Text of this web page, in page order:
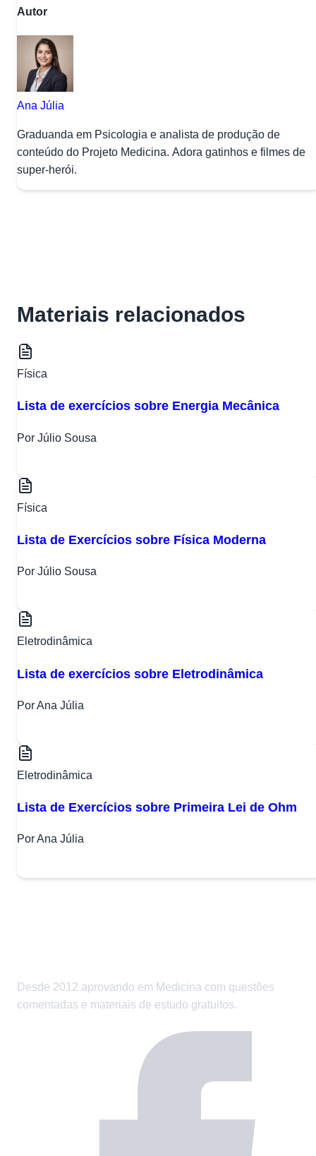
Autor
Ana Júlia
Graduanda em Psicologia e analista de produção de
conteúdo do Projeto Medicina. Adora gatinhos e filmes de
super-herói.
Materiais relacionados
Física
Lista de exercícios sobre Energia Mecânica
Por Júlio Sousa
Física
Lista de Exercícios sobre Física Moderna
Por Júlio Sousa
Eletrodinâmica
Lista de exercícios sobre Eletrodinâmica
Por Ana Júlia
Eletrodinâmica
Lista de Exercícios sobre Primeira Lei de Ohm
Por Ana Júlia
Desde 2012 aprovando em Medicina com questões
comentadas e materiais de estudo gratuitos.